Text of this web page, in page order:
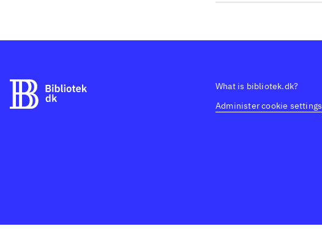
What is bibliotek.dk?
Administer cookie settings